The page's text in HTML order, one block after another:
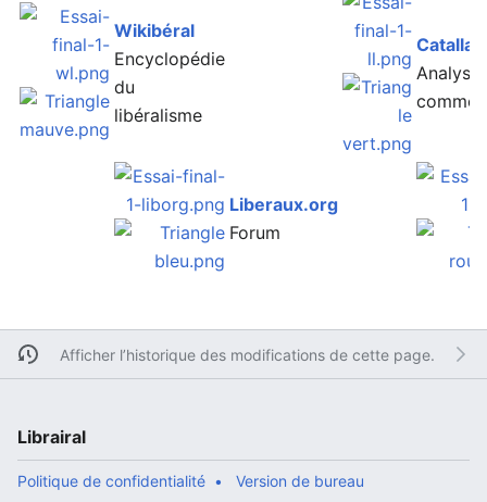
Wikibéral
Encyclopédie
du
libéralisme
Liberaux.org
Forum
Afficher l’historique des modifications de cette page.
Librairal
Politique de confidentialité Version de bureau